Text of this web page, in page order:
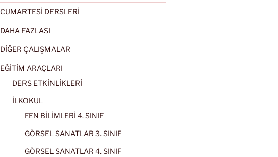
CUMARTESİ DERSLERİ
DAHA FAZLASI
DİĞER ÇALIŞMALAR
EĞİTİM ARAÇLARI
DERS ETKİNLİKLERİ
İLKOKUL
FEN BİLİMLERİ 4. SINIF
GÖRSEL SANATLAR 3. SINIF
GÖRSEL SANATLAR 4. SINIF